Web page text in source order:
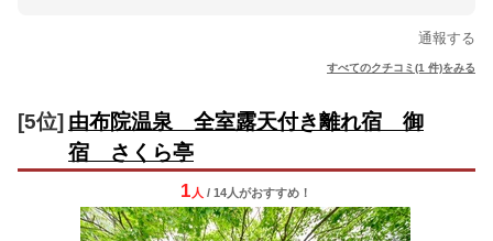
通報する
すべてのクチコミ(1 件)をみる
[5位] 由布院温泉 全室露天付き離れ宿 御
宿 さくら亭
1 人 / 14人がおすすめ！